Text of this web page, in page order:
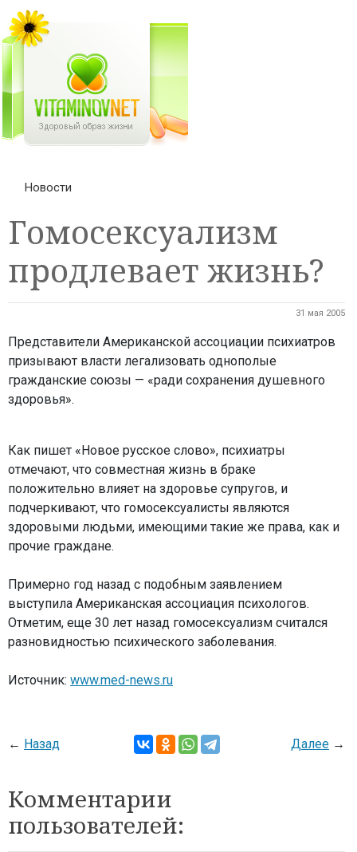
Новости
Гомосексуализм
продлевает жизнь?
31 мая 2005
Представители Американской ассоциации психиатров
призывают власти легализовать однополые
гражданские союзы — «ради сохранения душевного
здоровья».
Как пишет «Новое русское слово», психиатры
отмечают, что совместная жизнь в браке
положительно влияет на здоровье супругов, и
подчеркивают, что гомосексуалисты являются
здоровыми людьми, имеющими такие же права, как и
прочие граждане.
Примерно год назад с подобным заявлением
выступила Американская ассоциация психологов.
Отметим, еще 30 лет назад гомосексуализм считался
разновидностью психического заболевания.
Источник: www.med-news.ru
← Назад Далее →
Комментарии
пользователей: